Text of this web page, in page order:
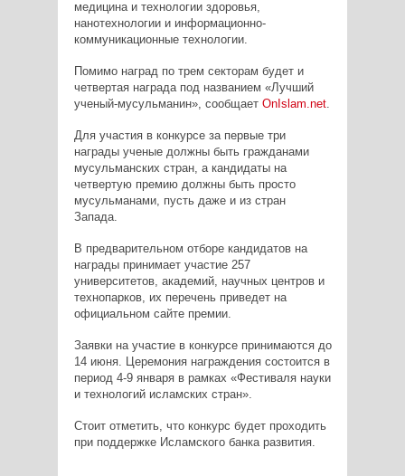
медицина и технологии здоровья,
нанотехнологии и информационно-
коммуникационные технологии.
Помимо наград по трем секторам будет и
четвертая награда под названием «Лучший
ученый-мусульманин», сообщает OnIslam.net.
Для участия в конкурсе за первые три
награды ученые должны быть гражданами
мусульманских стран, а кандидаты на
четвертую премию должны быть просто
мусульманами, пусть даже и из стран
Запада.
В предварительном отборе кандидатов на
награды принимает участие 257
университетов, академий, научных центров и
технопарков, их перечень приведет на
официальном сайте премии.
Заявки на участие в конкурсе принимаются до
14 июня. Церемония награждения состоится в
период 4-9 января в рамках «Фестиваля науки
и технологий исламских стран».
Стоит отметить, что конкурс будет проходить
при поддержке Исламского банка развития.